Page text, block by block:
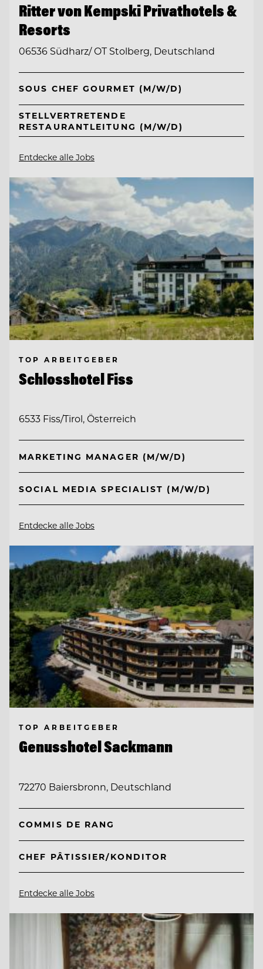
Ritter von Kempski Privathotels &
Resorts
06536 Südharz/ OT Stolberg, Deutschland
SOUS CHEF GOURMET (M/W/D)
STELLVERTRETENDE
RESTAURANTLEITUNG (M/W/D)
Entdecke alle Jobs
TOP ARBEITGEBER
Schlosshotel Fiss
6533 Fiss/Tirol, Österreich
MARKETING MANAGER (M/W/D)
SOCIAL MEDIA SPECIALIST (M/W/D)
Entdecke alle Jobs
TOP ARBEITGEBER
Genusshotel Sackmann
72270 Baiersbronn, Deutschland
COMMIS DE RANG
CHEF PÂTISSIER/KONDITOR
Entdecke alle Jobs